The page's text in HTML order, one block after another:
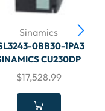
Sinamics
0BB30-1PA3
CU230DP
$17,528.99